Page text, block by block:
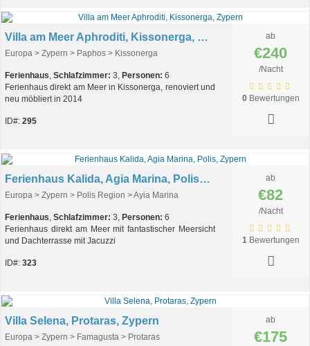
Villa am Meer Aphroditi, Kissonerga, Zypern
Europa > Zypern > Paphos > Kissonerga
Ferienhaus, Schlafzimmer: 3, Personen: 6
Ferienhaus direkt am Meer in Kissonerga, renoviert und
neu möbliert in 2014
ID#: 295
ab
€240
/Nacht
0Bewertungen
Ferienhaus Kalida, Agia Marina, Polis, Zypern
Europa > Zypern > Polis Region > Ayia Marina
Ferienhaus, Schlafzimmer: 3, Personen: 6
Ferienhaus direkt am Meer mit fantastischer Meersicht
und Dachterrasse mit Jacuzzi
ID#: 323
ab
€82
/Nacht
1Bewertungen
Villa Selena, Protaras, Zypern
Europa > Zypern > Famagusta > Protaras
ab
€175